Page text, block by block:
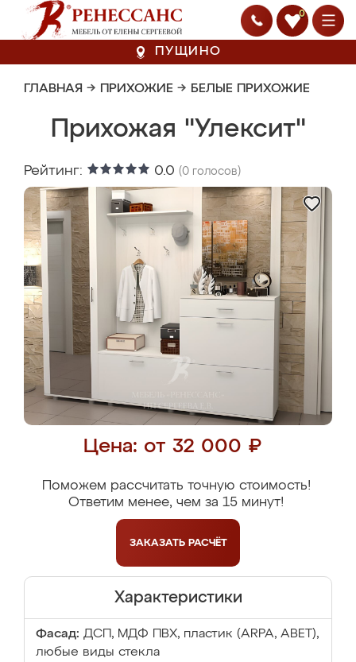
0
ПУЩИНО
ГЛАВНАЯ → ПРИХОЖИЕ → БЕЛЫЕ ПРИХОЖИЕ
Прихожая "Улексит"
Рейтинг: 0.0 (0 голосов)
Цена: от 32 000 ₽
Поможем рассчитать точную стоимость!
Ответим менее, чем за 15 минут!
ЗАКАЗАТЬ РАСЧЁТ
Характеристики
Фасад: ДСП, МДФ ПВХ, пластик (ARPA, ABET),
любые виды стекла